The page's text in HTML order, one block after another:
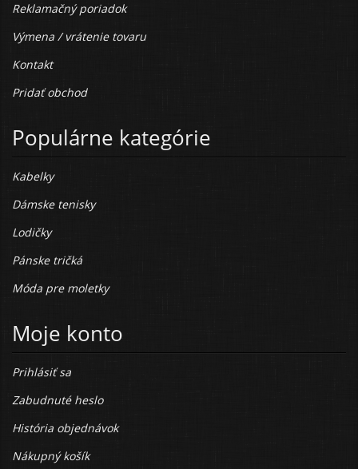
Reklamačný poriadok
Výmena / vrátenie tovaru
Kontakt
Pridať obchod
Populárne kategórie
Kabelky
Dámske tenisky
Lodičky
Pánske tričká
Móda pre moletky
Moje konto
Prihlásiť sa
Zabudnuté heslo
História objednávok
Nákupný košík